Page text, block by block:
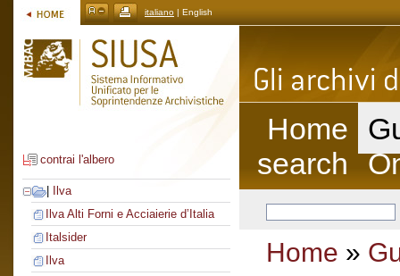
italiano | English
contrai l'albero
Ilva
Ilva Alti Forni e Acciaierie d’Italia
Italsider
Ilva
Home
search
Home »